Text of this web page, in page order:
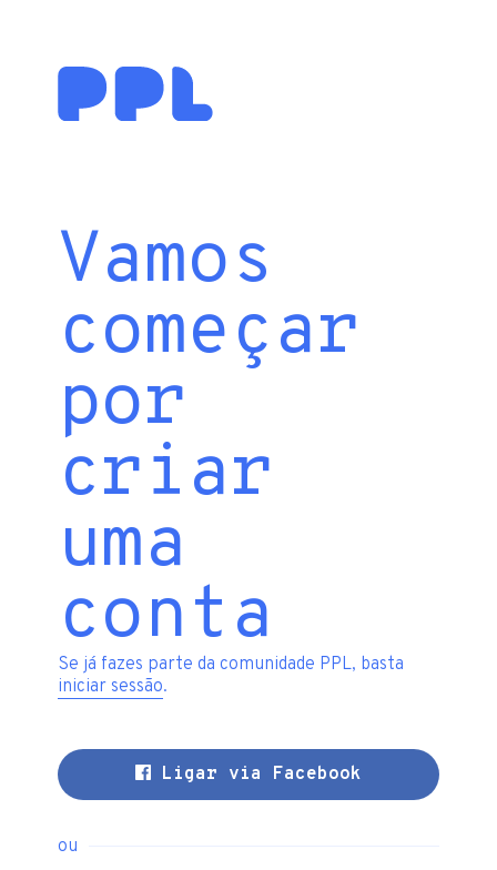
Vamos
começar
por
criar
uma
conta
Se já fazes parte da comunidade PPL, basta
iniciar sessão.
Ligar via Facebook
ou